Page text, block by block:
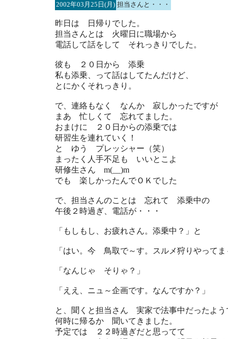
2002年03月25日(月) 担当さんと・・・
昨日は 日帰りでした。
担当さんとは 火曜日に職場から
電話して話をして それっきりでした。
彼も ２０日から 添乗
私も添乗、って話はしてたんだけど、
とにかくそれっきり。
で、連絡もなく なんか 寂しかったですが
まあ 忙しくて 忘れてました。
おまけに ２０日からの添乗では
研習生を連れていく！
と ゆう プレッシャー（笑）
まったく人手不足も いいとこよ
研修生さん m(__)m
でも 楽しかったんでＯＫでした
で、担当さんのことは 忘れて 添乗中の
午後２時過ぎ、電話が・・・
「もしもし、お疲れさん。添乗中？」と
「はい。今 鳥取で～す。スルメ狩りやってま
「なんじゃ そりゃ？」
「ええ、ニュ～企画です。なんですか？」
と、聞くと担当さん 実家で法事中だったよう
何時に帰るか 聞いてきました。
予定では ２２時過ぎだと思ってて